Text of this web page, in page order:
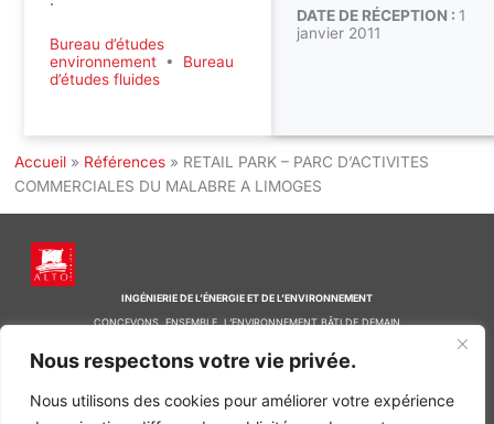
Nous respectons votre vie privée.
Nous utilisons des cookies pour améliorer votre expérience
DATE DE RÉCEPTION : 1
janvier 2011
Bureau d’études
environnement• Bureau
d’études fluides
Accueil » Références » RETAIL PARK – PARC D’ACTIVITES
COMMERCIALES DU MALABRE A LIMOGES
INGÉNIERIE DE L’ÉNERGIE ET DE L’ENVIRONNEMENT
CONCEVONS, ENSEMBLE, L’ENVIRONNEMENT BÂTI DE DEMAIN
CONTACT
L
I
F